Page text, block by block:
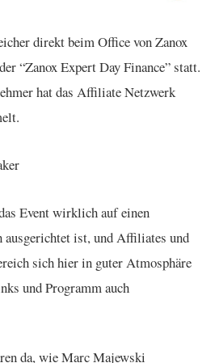
direkt beim Office von Zanox
“Zanox Expert Day Finance” statt.
hat das Affiliate Netzwerk
Event wirklich auf einen
ausgerichtet ist, und Affiliates und
sich hier in guter Atmosphäre
und Programm auch
da, wie Marc Majewski